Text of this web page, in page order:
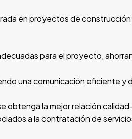
en proyectos de
para el proyecto,
una comunicación eficiente y
obtenga la mejor relación
a la contratación de